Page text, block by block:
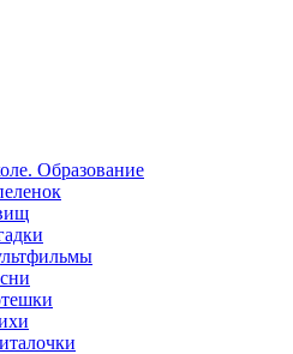
Образование